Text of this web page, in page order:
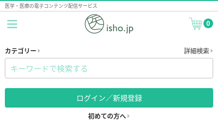
医学・医療の電子コンテンツ配信サービス
0
カテゴリー 詳細検索
ログイン／新規登録
初めての方へ